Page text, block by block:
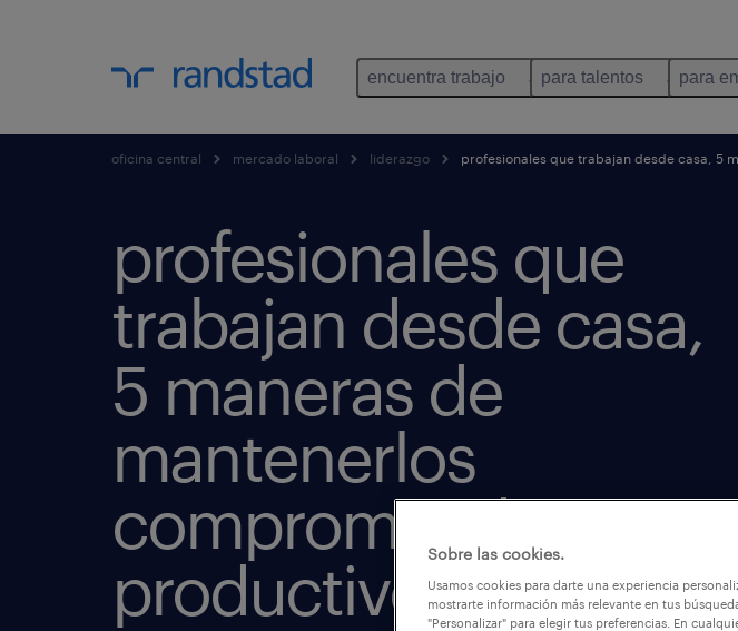
encuentra trabajo para talentos para
oficina central mercado laboral liderazgo profesionales que trabajan desde casa, 5
profesionales que
trabajan desde casa,
5 maneras de
mantenerlos
comprometidos y
productivosSobre las cookies.
Usamos cookies para darte una experiencia
mostrarte información más relevante en tus
"Personalizar" para elegir tus preferencias. En